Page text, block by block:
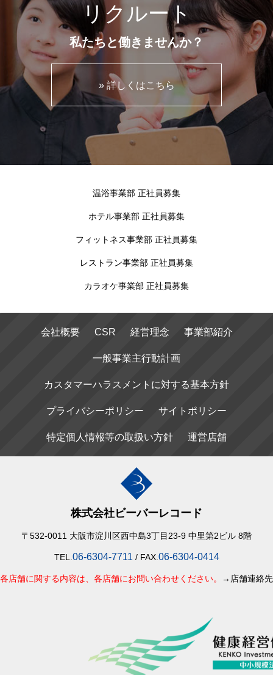
リクルート
私たちと働きませんか？
» 詳しくはこちら
温浴事業部 正社員募集
ホテル事業部 正社員募集
フィットネス事業部 正社員募集
レストラン事業部 正社員募集
カラオケ事業部 正社員募集
会社概要 CSR 経営理念 事業部紹介
一般事業主行動計画
カスタマーハラスメントに対する基本方針
プライバシーポリシー サイトポリシー
特定個人情報等の取扱い方針 運営店舗
株式会社ビーバーレコード
〒532-0011 大阪市淀川区西中島3丁目23-9 中里第2ビル 8階
TEL. 06-6304-7711 / FAX. 06-6304-0414
各店舗に関する内容は、各店舗にお問い合わせください。 →店舗連絡先